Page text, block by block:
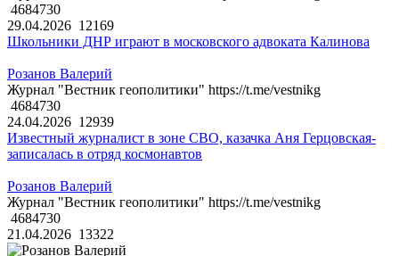
4684730
29.04.2026 12169
Школьники ДНР играют в московского адвоката Калинова
Розанов Валерий
Журнал "Вестник геополитики" https://t.me/vestnikg
4684730
24.04.2026 12939
Известный журналист в зоне СВО, казачка Аня Герцовская-
записалась в отряд космонавтов
Розанов Валерий
Журнал "Вестник геополитики" https://t.me/vestnikg
4684730
21.04.2026 13322